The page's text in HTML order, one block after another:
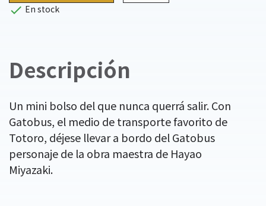
 En stock
Descripción
Un mini bolso del que nunca querrá salir. Con
Gatobus, el medio de transporte favorito de
Totoro, déjese llevar a bordo del Gatobus
personaje de la obra maestra de Hayao
Miyazaki.